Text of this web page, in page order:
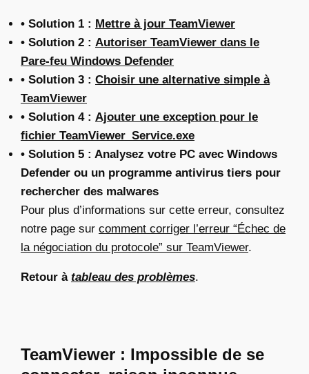
• Solution 1 : Mettre à jour TeamViewer
• Solution 2 : Autoriser TeamViewer dans le
Pare-feu Windows Defender
• Solution 3 : Choisir une alternative simple à
TeamViewer
• Solution 4 : Ajouter une exception pour le
fichier TeamViewer_Service.exe
• Solution 5 : Analysez votre PC avec Windows
Defender ou un programme antivirus tiers pour
rechercher des malwares
Pour plus d’informations sur cette erreur, consultez
notre page sur comment corriger l’erreur “Échec de
la négociation du protocole” sur TeamViewer.
Retour à tableau des problèmes.
TeamViewer : Impossible de se